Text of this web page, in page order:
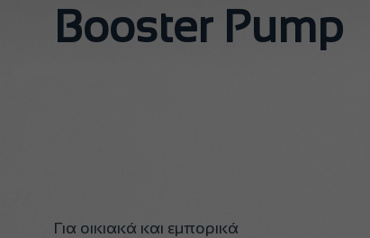
Booster Pump
Για οικιακά και εμπορικά